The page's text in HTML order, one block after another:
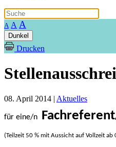
A A A
Dunkel
Drucken
08. April 2014 | Aktuelles
für eine/n
(Teilzeit 50 % mit Aussicht auf Vollzeit